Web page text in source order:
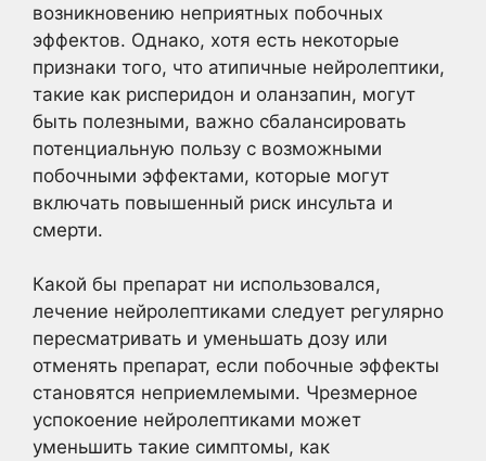
возникновению неприятных побочных
эффектов. Однако, хотя есть некоторые
признаки того, что атипичные нейролептики,
такие как рисперидон и оланзапин, могут
быть полезными, важно сбалансировать
потенциальную пользу с возможными
побочными эффектами, которые могут
включать повышенный риск инсульта и
смерти.
Какой бы препарат ни использовался,
лечение нейролептиками следует регулярно
пересматривать и уменьшать дозу или
отменять препарат, если побочные эффекты
становятся неприемлемыми. Чрезмерное
успокоение нейролептиками может
уменьшить такие симптомы, как